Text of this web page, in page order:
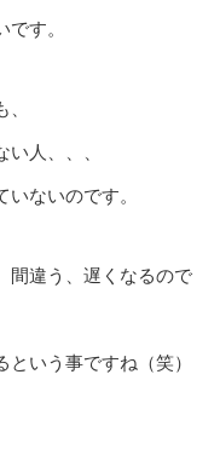
す。
人、、、
ないのです。
間違う、遅くなるので
いう事ですね（笑）